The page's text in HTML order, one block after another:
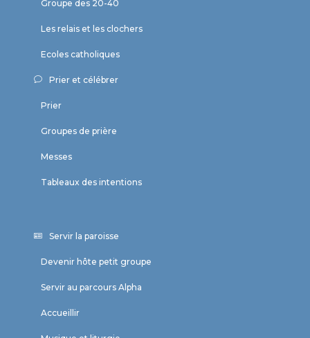
Groupe des 20-40
Les relais et les clochers
Ecoles catholiques
Prier et célébrer
Prier
Groupes de prière
Messes
Tableaux des intentions
Servir la paroisse
Devenir hôte petit groupe
Servir au parcours Alpha
Accueillir